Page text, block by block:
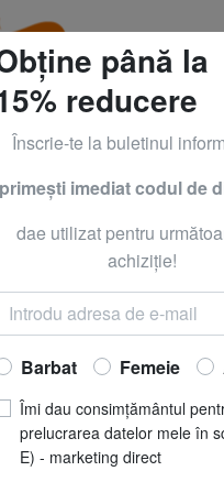
all -60% Numai
PIQUADRO
Rucsac
sistem antifurt
Acum să
REDUCERI
pret recomandat
Cel mai bun preț ultimele
până la
reducere
Înscrie-te la buletinul
primeşti imediat codul de
dae utilizat pentru
achiziţie!
Barbat Femeie
Îmi dau consimțământul
prelucrarea datelor mele în
E) - marketing direct